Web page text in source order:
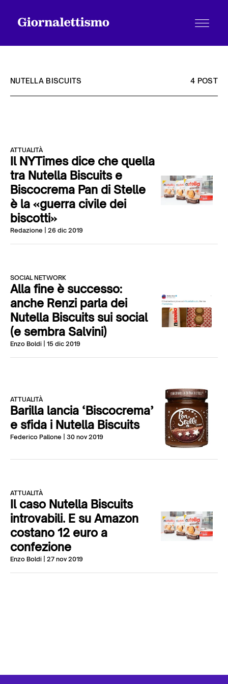
Chi siamo
Contatti
NUTELLA BISCUITS 4 POST
ATTUALITÀ
Il NYTimes dice che quella
tra Nutella Biscuits e
Biscocrema Pan di Stelle
è la «guerra civile dei
biscotti»
Redazione | 26 dic 2019
SOCIAL NETWORK
Alla fine è successo:
anche Renzi parla dei
Nutella Biscuits sui social
(e sembra Salvini)
Enzo Boldi | 15 dic 2019
ATTUALITÀ
Barilla lancia ‘Biscocrema’
e sfida i Nutella Biscuits
Federico Pallone | 30 nov 2019
ATTUALITÀ
Il caso Nutella Biscuits
introvabili. E su Amazon
costano 12 euro a
confezione
Enzo Boldi | 27 nov 2019